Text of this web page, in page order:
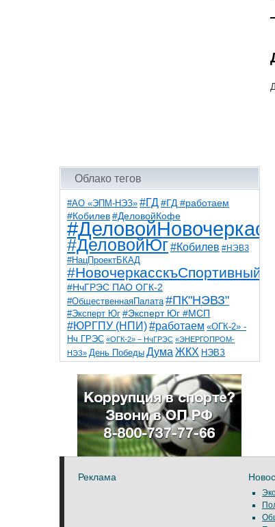
Облако тегов
#АО «ЭПМ-НЭЗ» #ГД #ГД #работаем
#Кобилев #ДеловойКофе
#ДеловойНовочеркасск
#ДеловойЮг#Кобилев #НЭВЗ
#НацПроектБКАД
#НовочеркасскъСпортивный
#НчГРЭС ПАО ОГК-2
#ОбщественнаяПалата #ПК"НЭВЗ"
#Эксперт Юг #Эксперт Юг #МСП
#ЮРГПУ (НПИ)#работаем «ОГК-2» -
Нч ГРЭС «ОГК-2» – НчГРЭС «ЭНЕРГОПРОМ-
НЭЗ» День Победы Дума ЖКХ НЭВЗ
НчГРЭС ТНТ
благоустройствоветераны выборы
детидороги казаки коррупция космос
общественная палата парк пожар роща
спорт театр транспорт художники
Реклама